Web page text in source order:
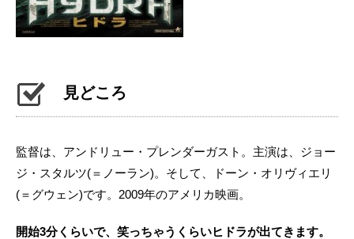
見どころ
監督は、アンドリュー・プレンダーガスト。主演は、ジョー
ジ・スタルツ(＝ノーラン)。そして、ドーン・オリヴィエリ
(＝グウェン)です。2009年のアメリカ映画。
開始3分くらいで、笑っちゃうくらいヒドラが出てきます。